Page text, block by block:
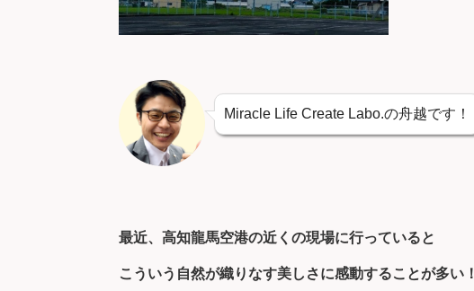
Miracle Life Create Labo.の舟越です！
最近、高知龍馬空港の近くの現場に行っていると
こういう自然が織りなす美しさに感動することが多い！